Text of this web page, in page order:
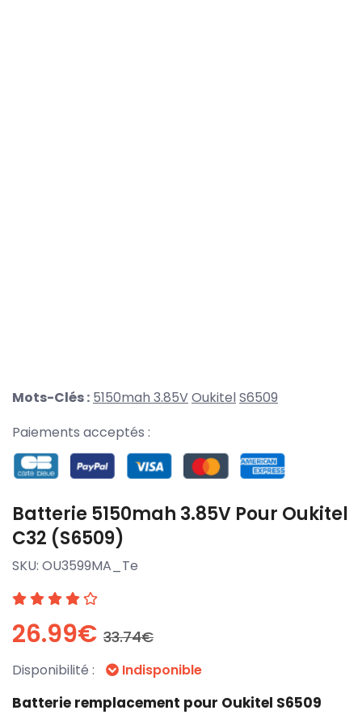
Mots-Clés : 5150mah 3.85VOukitelS6509
Paiements acceptés :
Batterie 5150mah 3.85V Pour Oukitel
C32 (S6509)
SKU: OU3599MA_Te
26.99€ 33.74€
Disponibilité : Indisponible
Batterie remplacement pour Oukitel S6509